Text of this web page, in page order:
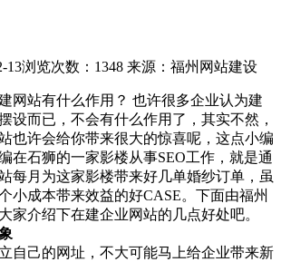
13浏览次数：1348 来源：福州网站建设
网站有什么作用？ 也许很多企业认为建
设而已，不会有什么作用了，其实不然，
也许会给你带来很大的惊喜呢，这点小编
在石狮的一家影楼从事SEO工作，就是通
每月为这家影楼带来好几单婚纱订单，虽
小成本带来效益的好CASE。下面由福州
家介绍下在建企业网站的几点好处吧。
自己的网址，不大可能马上给企业带来新